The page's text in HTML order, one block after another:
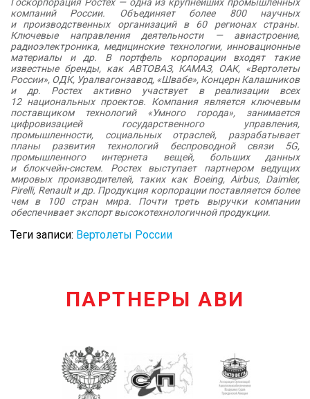
компаний России. Объединяет более 800 научных
и производственных организаций в 60 регионах страны.
Ключевые направления деятельности — авиастроение,
радиоэлектроника, медицинские технологии, инновационные
материалы и др. В портфель корпорации входят такие
известные бренды, как АВТОВАЗ, КАМАЗ, ОАК, «Вертолеты
России», ОДК, Уралвагонзавод, «Швабе», Концерн Калашников
и др. Ростех активно участвует в реализации всех
12 национальных проектов. Компания является ключевым
поставщиком технологий «Умного города», занимается
цифровизацией государственного управления,
промышленности, социальных отраслей, разрабатывает
планы развития технологий беспроводной связи 5G,
промышленного интернета вещей, больших данных
и блокчейн-систем. Ростех выступает партнером ведущих
мировых производителей, таких как Boeing, Airbus, Daimler,
Pirelli, Renault и др. Продукция корпорации поставляется более
чем в 100 стран мира. Почти треть выручки компании
обеспечивает экспорт высокотехнологичной продукции.
Теги записи: Вертолеты России
ПАРТНЕРЫ АВИ